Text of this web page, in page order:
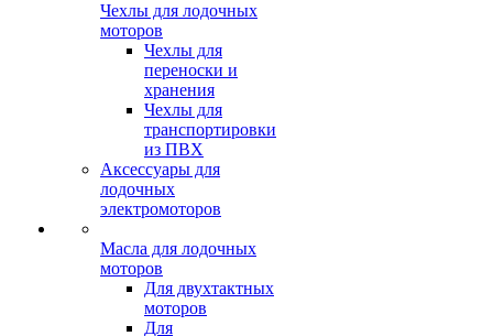
Чехлы для лодочных
моторов
Чехлы для
переноски и
хранения
Чехлы для
транспортировки
из ПВХ
Аксессуары для
лодочных
электромоторов
Масла для лодочных
моторов
Для двухтактных
моторов
Для